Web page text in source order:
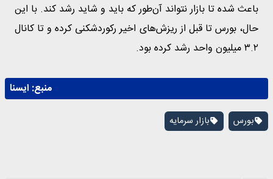
باعث شده تا بازار نتواند آن‌طور که باید و شاید رشد کند. با این
حال، بورس تا قبل از ریزش‌های اخیر رکوردشکنی کرده و تا کانال
۳.۲ میلیون واحد رشد کرده بود.
منبع: ايسنا
بورس بازار سرمایه